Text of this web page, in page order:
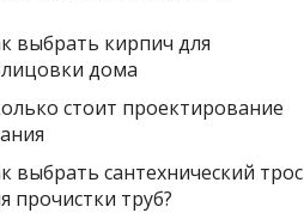
выбрать кирпич для
дома
стоит проектирование
выбрать сантехнический трос
прочистки труб?